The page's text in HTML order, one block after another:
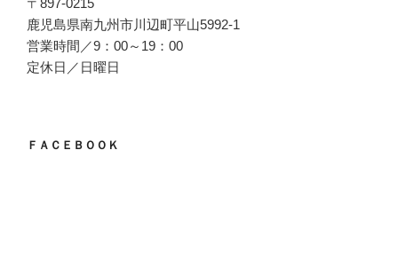
鹿児島県南九州市川辺町平山5992-1
営業時間／9：00～19：00
定休日／日曜日
ＦＡＣＥＢＯＯＫ